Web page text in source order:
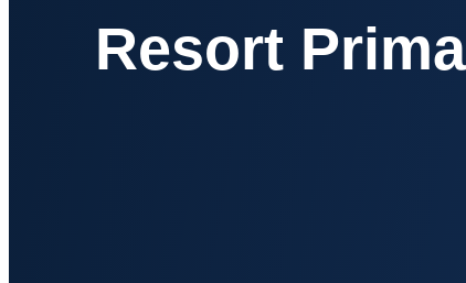
Resort